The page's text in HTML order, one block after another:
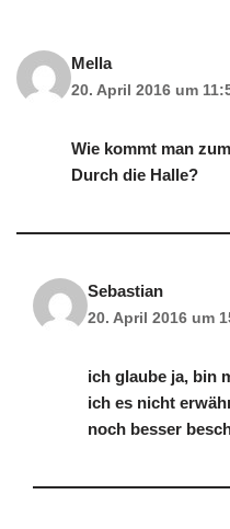
Mella
20. April 2016 um
Wie kommt man
Durch die Halle?
Sebastian
20. April 2016 um
ich glaube ja, bin
ich es nicht
noch besser